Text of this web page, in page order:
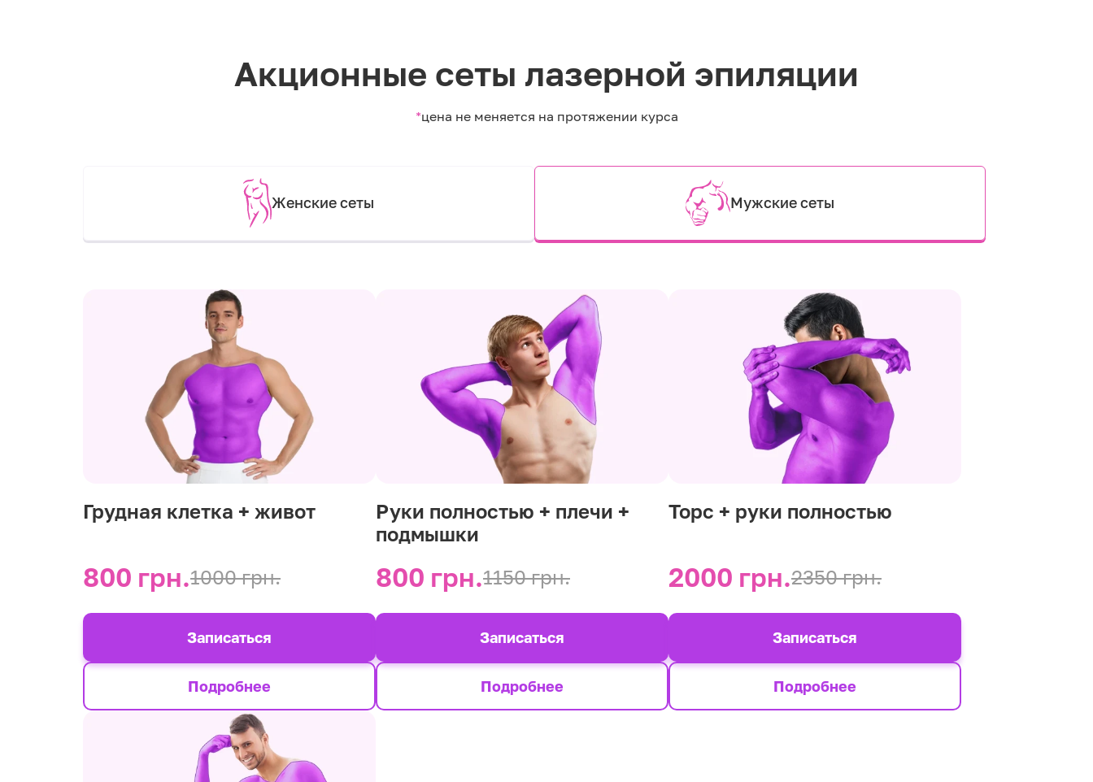
Акционные сеты лазерной эпиляции
*цена не меняется на протяжении курса
Женские сеты Мужские сеты
Грудная клетка + живот
800 грн.1000 грн.
Подробнее
Записаться
Руки полностью + плечи +
подмышки
800 грн.1150 грн.
Подробнее
Записаться
Торс + руки полностью
2000 грн.2350 грн.
Подробнее
Записаться